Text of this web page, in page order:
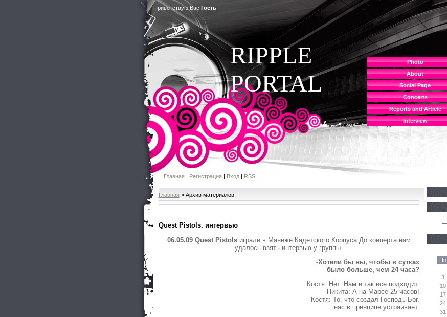
Приветствую Вас Гость
Photo
About
Social Page
Concerts
Reports and Article
Interview
RIPPLE
PORTAL
Главная| Регистрация| Вход| RSS
Главная » Архив материалов
Quest Pistols. интервью
06.05.09 Quest Pistolsиграли в Манеже Кадетского Корпуса.До концерта нам
удалось взять интервью у группы.
-Хотели бы вы, чтобы в сутках
было больше, чем 24 часа?
Костя: Нет. Нам и так все подходит.
Никита: А на Марсе 25 часов!
Костя: То, что создал Господь Бог,
нас в принципе устраивает.
Пн
3
10
17
24
31